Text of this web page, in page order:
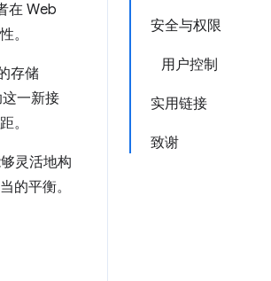
安全与权限
用户控制
实用链接
致谢
在 Web
。
存储
一新接
。
灵活地构
的平衡。